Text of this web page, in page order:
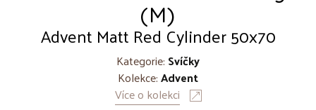
(M)
Advent Matt Red Cylinder 50x70
Kategorie: Svíčky
Kolekce:Advent
Více o kolekci